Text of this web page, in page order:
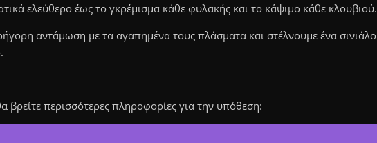
ελεύθερο έως το γκρέμισμα κάθε φυλακής και το κάψιμο κάθε κλουβιού.
αντάμωση με τα αγαπημένα τους πλάσματα και στέλνουμε ένα σινιάλο
περισσότερες πληροφορίες για την υπόθεση: